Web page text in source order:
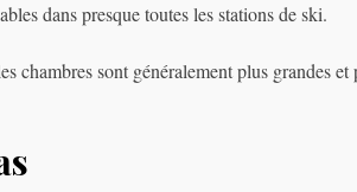
dans presque toutes les stations de ski.
chambres sont généralement plus grandes et